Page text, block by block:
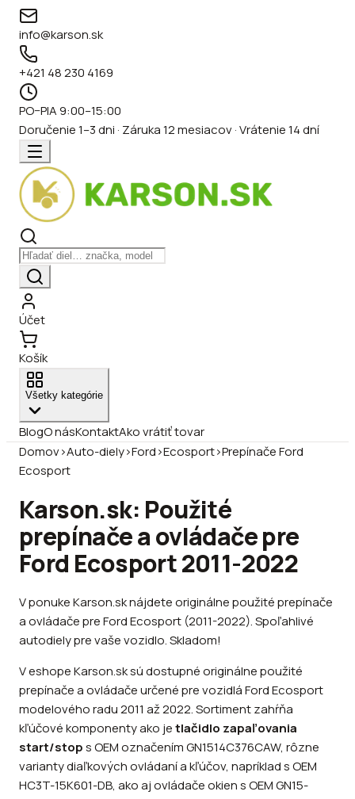
info@karson.sk
+421 48 230 4169
PO–PIA 9:00–15:00
Doručenie 1–3 dni · Záruka 12 mesiacov · Vrátenie 14 dní
Účet
Košík
Všetky kategórie
BlogO násKontaktAko vrátiť tovar
Domov›Auto-diely›Ford›Ecosport›Prepínače Ford
Ecosport
Karson.sk: Použité
prepínače a ovládače pre
Ford Ecosport 2011-2022
V ponuke Karson.sk nájdete originálne použité prepínače
a ovládače pre Ford Ecosport (2011-2022). Spoľahlivé
autodiely pre vaše vozidlo. Skladom!
V eshope Karson.sk sú dostupné originálne použité
prepínače a ovládače určené pre vozidlá Ford Ecosport
modelového radu 2011 až 2022. Sortiment zahŕňa
kľúčové komponenty ako jetlačidlo zapaľovania
start/stops OEM označením GN1514C376CAW, rôzne
varianty diaľkových ovládaní a kľúčov, napríklad s OEM
HC3T-15K601-DB, ako aj ovládače okien s OEM GN15-